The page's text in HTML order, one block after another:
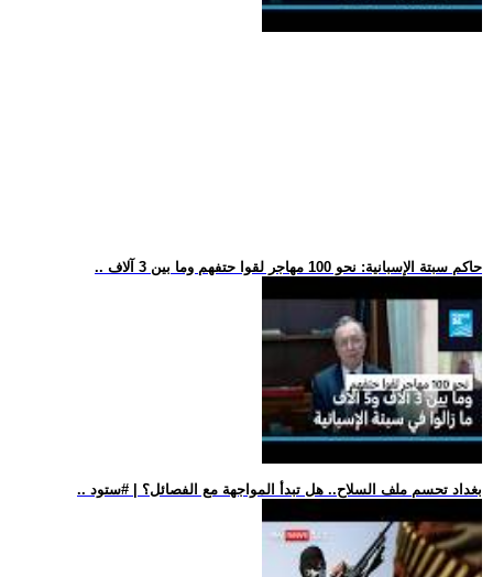
.. حاكم سبتة الإسبانية: نحو 100 مهاجر لقوا حتفهم وما بين 3 آلاف
.. بغداد تحسم ملف السلاح.. هل تبدأ المواجهة مع الفصائل؟ | #ستود